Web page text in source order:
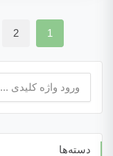
1
2
دسته‌ها